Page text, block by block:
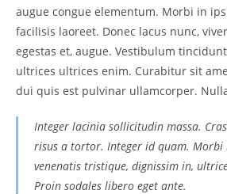
augue congue elementum. Morbi in
facilisis laoreet. Donec lacus nunc,
egestas et, augue. Vestibulum
ultrices ultrices enim. Curabitur sit
dui quis est pulvinar ullamcorper.
Integer lacinia sollicitudin massa.
risus a tortor. Integer id quam. Morbi
venenatis tristique, dignissim in,
Proin sodales libero eget ante.